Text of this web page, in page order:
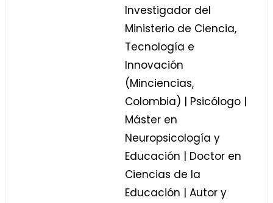
Investigador del
Ministerio de Ciencia,
Tecnología e
Innovación
(Minciencias,
Colombia) | Psicólogo |
Máster en
Neuropsicología y
Educación | Doctor en
Ciencias de la
Educación | Autor y